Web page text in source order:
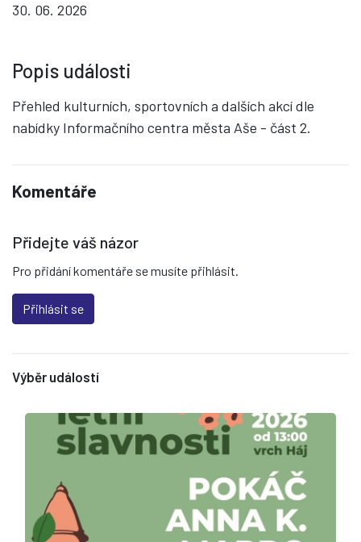
30. 06. 2026
Popis události
Přehled kulturních, sportovních a dalších akcí dle
nabídky Informačního centra města Aše - část 2.
Komentáře
Přidejte váš názor
Pro přidání komentáře se musíte přihlásit.
Přihlásit se
Výběr událostí